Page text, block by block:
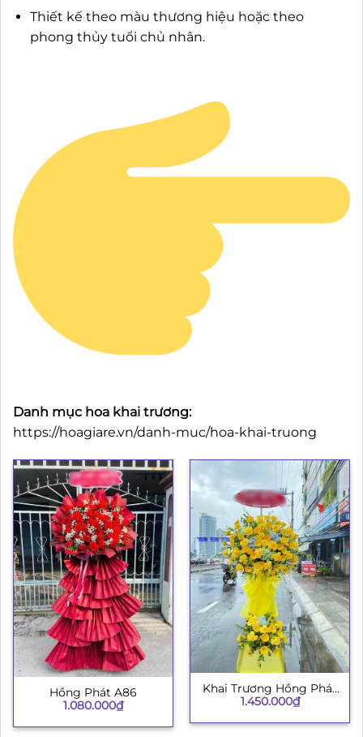
Thiết kế theo màu thương hiệu hoặc theo
phong thủy tuổi chủ nhân.
Danh mục hoa khai trương:
https://hoagiare.vn/danh-muc/hoa-khai-truong
Hồng Phát A86
1.080.000₫
Khai Trương Hồng Phát
003
1.450.000₫